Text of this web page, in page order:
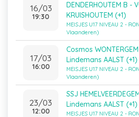
16/03
19:30
DENDERHOUTEM B -
KRUISHOUTEM (+1)
MEISJES U17 NIVEAU 2 -
Vlaanderen)
17/03
16:00
Cosmos
Lindemans AALST (+1)
MEISJES U17 NIVEAU 2 -
Vlaanderen)
23/03
12:00
SSJ
Lindemans AALST (+1)
MEISJES U17 NIVEAU 2 -